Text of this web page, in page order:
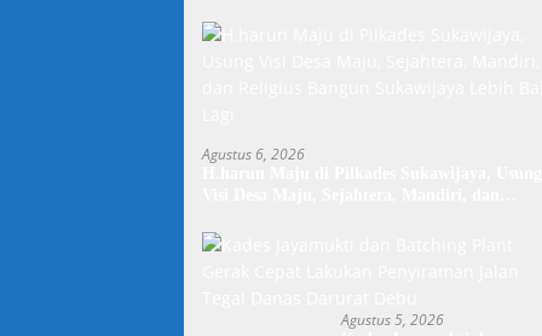
Agustus 6, 2026
Agustus 5, 2026